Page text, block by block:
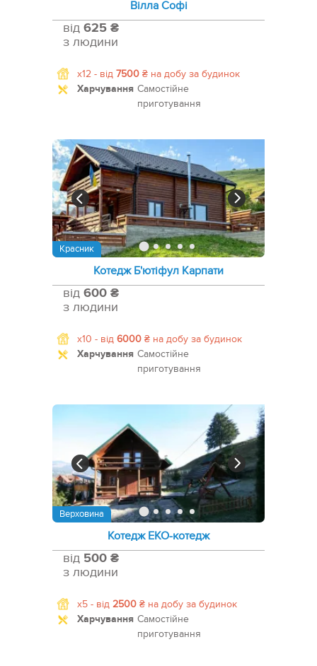
Вілла Софі
від 625 ₴
з людини
x12 - від 7500 ₴ на добу за будинок
Харчування Самостійне
приготування
Красник
Котедж Б'ютіфул Карпати
від 600 ₴
з людини
x10 - від 6000 ₴ на добу за будинок
Харчування Самостійне
приготування
Верховина
Котедж ЕКО-котедж
від 500 ₴
з людини
x5 - від 2500 ₴ на добу за будинок
Харчування Самостійне
приготування